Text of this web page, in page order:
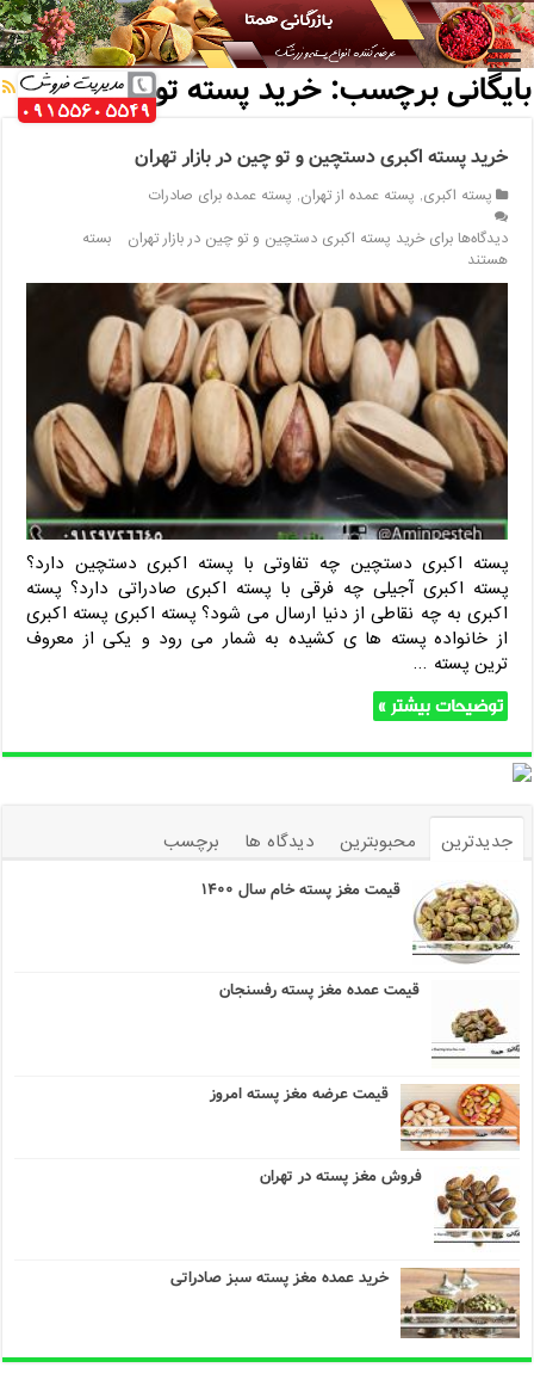
خانه / بایگانی برچسب: خرید پسته تو چین
بایگانی برچسب:خرید پسته تو چین
خرید پسته اکبری دستچین و تو چین در بازار تهران
پسته اکبری, پسته عمده از تهران, پسته عمده برای صادرات
دیدگاه‌هابرای خرید پسته اکبری دستچین و تو چین در بازار تهران
بسته
هستند
پسته اکبری دستچین چه تفاوتی با پسته اکبری دستچین دارد؟
پسته اکبری آجیلی چه فرقی با پسته اکبری صادراتی دارد؟ پسته
اکبری به چه نقاطی از دنیا ارسال می شود؟ پسته اکبری پسته اکبری
از خانواده پسته ها ی کشیده به شمار می رود و یکی از معروف
ترین پسته …
توضیحات بیشتر »
جدیدترین محبوبترین دیدگاه ها برچسب
قیمت مغز پسته خام سال ۱۴۰۰
قیمت عمده مغز پسته رفسنجان
قیمت عرضه مغز پسته امروز
فروش مغز پسته در تهران
خرید عمده مغز پسته سبز صادراتی